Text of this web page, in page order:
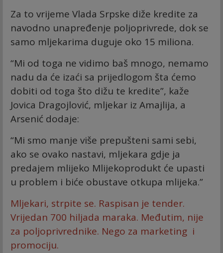
Za to vrijeme Vlada Srpske diže kredite za
navodno unapređenje poljoprivrede, dok se
samo mljekarima duguje oko 15 miliona.
“Mi od toga ne vidimo baš mnogo, nemamo
nadu da će izaći sa prijedlogom šta ćemo
dobiti od toga što dižu te kredite”, kaže
Jovica Dragojlović, mljekar iz Amajlija, a
Arsenić dodaje:
“Mi smo manje više prepušteni sami sebi,
ako se ovako nastavi, mljekara gdje ja
predajem mlijeko Mlijekoprodukt će upasti
u problem i biće obustave otkupa mlijeka.”
Mljekari, strpite se. Raspisan je tender.
Vrijedan 700 hiljada maraka. Međutim, nije
za poljoprivrednike. Nego za marketing i
promociju.